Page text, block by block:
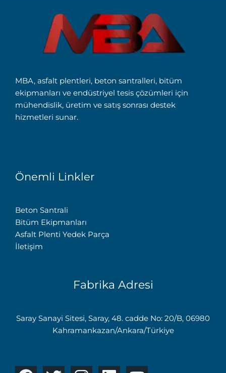
MBA, asfalt plentleri, beton santralleri, bitüm
ekipmanları ve endüstriyel tesis çözümleri için
mühendislik, üretim ve satış sonrası destek
hizmetleri sunar.
Önemli Linkler
Beton Santrali
Bitüm Ekipmanları
Asfalt Plenti Yedek Parça
İletişim
Fabrika Adresi
Saray Sanayi Sitesi, Saray, 48. cadde No: 20/B, 06980
Kahramankazan/Ankara/Türkiye